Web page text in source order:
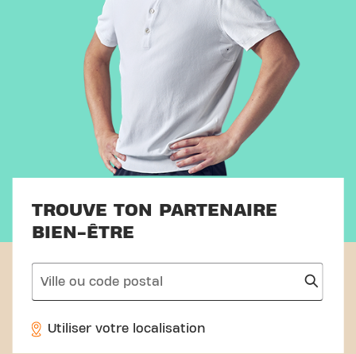
TROUVE TON PARTENAIRE
BIEN-ÊTRE
search
Utiliser votre localisation